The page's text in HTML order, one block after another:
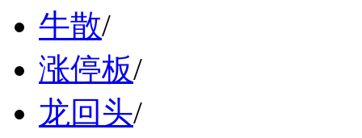
牛散/
涨停板/
龙回头/